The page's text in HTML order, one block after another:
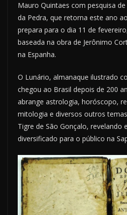
Mauro Quintaes com pesquisa
da Pedra, que retorna este ano
prepara para o dia 11 de
baseada na obra de Jerônimo
na Espanha.
O Lunário, almanaque ilustrado
chegou ao Brasil depois de 200
abrange astrologia, horóscopo,
mitologia e diversos outros
Tigre de São Gonçalo, revelando
diversificado para o público na